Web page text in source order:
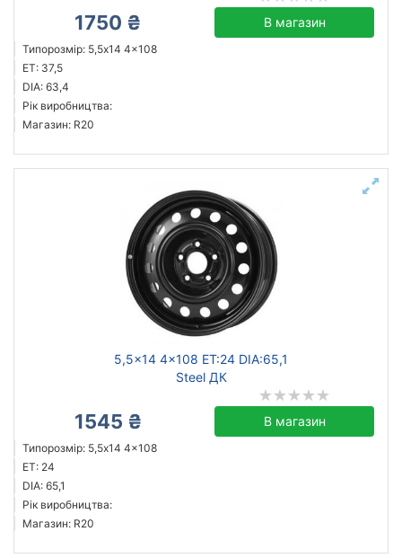
1750 ₴ В магазин
Типорозмір: 5,5x14 4x108
ET: 37,5
DIA: 63,4
Рік виробництва:
Магазин: R20
5,5x14 4x108 ET:24 DIA:65,1
Steel ДК
1545 ₴ В магазин
Типорозмір: 5,5x14 4x108
ET: 24
DIA: 65,1
Рік виробництва:
Магазин: R20